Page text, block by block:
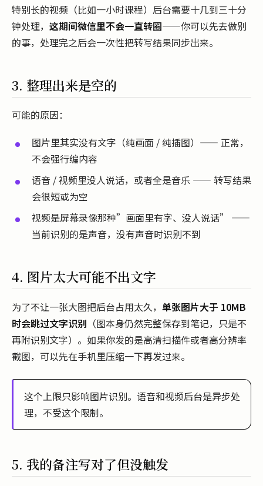
特别长的视频（比如一小时课程）后台需要十几到三十分
钟处理， 这期间微信里不会一直转圈——你可以先去做别
的事，处理完之后会一次性把转写结果同步出来。
3. 整理出来是空的
可能的原因：
图片里其实没有文字（纯画面 / 纯插图）—— 正常，
不会强行编内容
语音 / 视频里没人说话，或者全是音乐 —— 转写结果
会很短或为空
视频是屏幕录像那种”画面里有字、没人说话” ——
当前识别的是声音，没有声音时识别不到
4. 图片太大可能不出文字
为了不让一张大图把后台占用太久， 单张图片大于 10MB
时会跳过文字识别 （图本身仍然完整保存到笔记，只是不
再附识别文字）。如果你发的是高清扫描件或者高分辨率
截图，可以先在手机里压缩一下再发过来。
这个上限只影响图片识别。语音和视频后台是异步处
理，不受这个限制。
5. 我的备注写对了但没触发